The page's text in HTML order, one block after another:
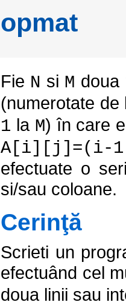
opmat
Fie N si M doua
(numerotate
1 la M) în care
A[i][j]=(i-
efectuate o
si/sau coloane.
Cerinţă
Scrieti un
efectuând cel
doua linii sau